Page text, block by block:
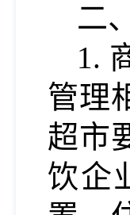
二、
1.
管理
超市
饮企